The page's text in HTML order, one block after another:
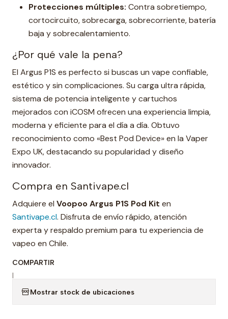
Protecciones múltiples: Contra sobretiempo,
cortocircuito, sobrecarga, sobrecorriente, batería
baja y sobrecalentamiento.
¿Por qué vale la pena?
El Argus P1S es perfecto si buscas un vape confiable,
estético y sin complicaciones. Su carga ultra rápida,
sistema de potencia inteligente y cartuchos
mejorados con iCOSM ofrecen una experiencia limpia,
moderna y eficiente para el día a día. Obtuvo
reconocimiento como «Best Pod Device» en la Vaper
Expo UK, destacando su popularidad y diseño
innovador.
Compra en Santivape.cl
Adquiere el Voopoo Argus P1S Pod Kit en
Santivape.cl. Disfruta de envío rápido, atención
experta y respaldo premium para tu experiencia de
vapeo en Chile.
COMPARTIR
|
Mostrar stock de ubicaciones